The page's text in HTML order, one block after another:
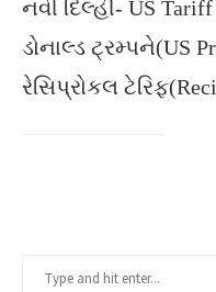
નવી દિલ્હી- US
ડોનાલ્ડ ટ્રમ્પને(US
રેસિપ્રોકલ